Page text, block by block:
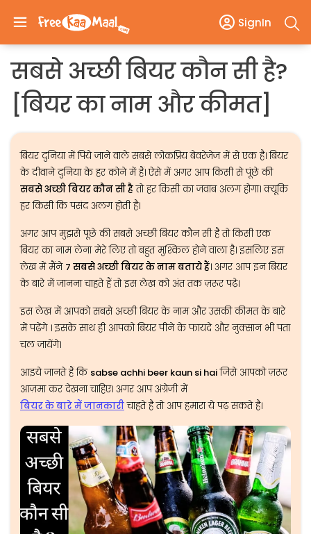
SignIn
सबसे अच्छी बियर कौन सी है?
[बियर का नाम और कीमत]
बियर दुनिया में पिये जाने वाले सबसे लोकप्रिय बेवरेजेज में से एक है। बियर
के दीवाने दुनिया के हर कोने में हैं। ऐसे में अगर आप किसी से पूंछे की
सबसे अच्छी बियर कौन सी हैतो हर किसी का जवाब अलग होगा। क्यूकि
हर किसी कि पसंद अलग होती है।
अगर आप मुझसे पूछे की सबसे अच्छी बियर कौन सी है तो किसी एक
बियर का नाम लेना मेरे लिए तो बहुत मुश्किल होने वाला है। इसलिए इस
लेख में मैंने 7 सबसे अच्छी बियर के नाम बताये हैं। अगर आप इन बियर
के बारे में जानना चाहते हैं तो इस लेख को अंत तक ज़रूर पढ़े।
इस लेख में आपको सबसे अच्छी बियर के नाम और उसकी कीमत के बारे
में पढेंगे । इसके साथ ही आपको बियर पीने के फायदे और नुक्सान भी पता
चल जायेंगे।
आइये जानते हैं कि sabse achhi beer kaun si haiजिसे आपको ज़रूर
आज़मा कर देखना चाहिए। अगर आप अंग्रेजी में
बियर के बारे में जानकारीचाहते है तो आप हमारा ये पढ़ सकते है।